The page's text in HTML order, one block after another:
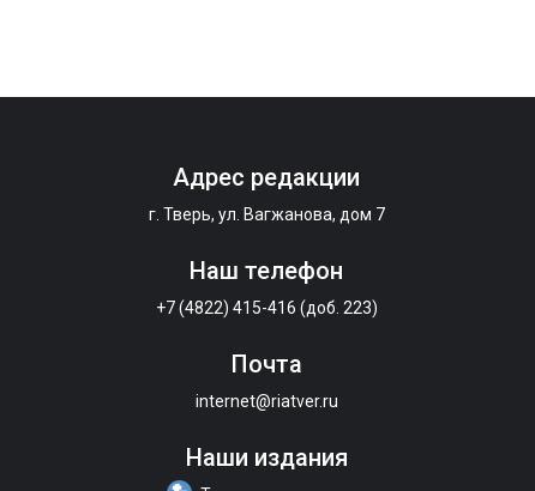
В Калининском округе отметят День
физкультурника масштабной Спартакиадой
Адрес редакции
г. Тверь, ул. Вагжанова, дом 7
Наш телефон
+7 (4822) 415-416 (доб. 223)
Почта
internet@riatver.ru
Наши издания